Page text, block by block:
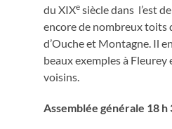
du XIXe siècle dans l’est
encore de nombreux toits
d’Ouche et Montagne. Il
beaux exemples à Fleurey
voisins.
Assemblée générale 18 h